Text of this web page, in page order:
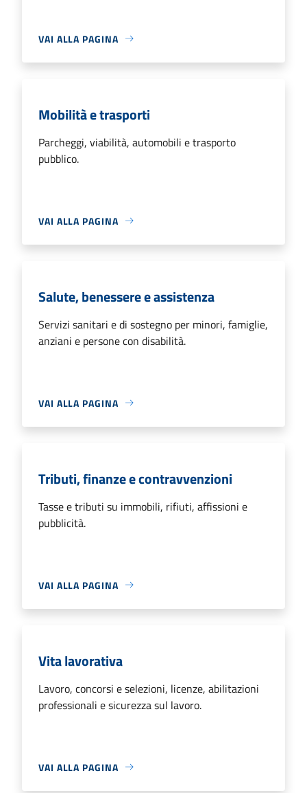
VAI ALLA PAGINA
Mobilità e trasporti
Parcheggi, viabilità, automobili e trasporto
pubblico.
VAI ALLA PAGINA
Salute, benessere e assistenza
Servizi sanitari e di sostegno per minori, famiglie,
anziani e persone con disabilità.
VAI ALLA PAGINA
Tributi, finanze e contravvenzioni
Tasse e tributi su immobili, rifiuti, affissioni e
pubblicità.
VAI ALLA PAGINA
Vita lavorativa
Lavoro, concorsi e selezioni, licenze, abilitazioni
professionali e sicurezza sul lavoro.
VAI ALLA PAGINA